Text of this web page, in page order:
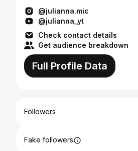
@julianna.mic
@julianna_yt
Check contact details
Get audience breakdown
Full Profile Data
Followers
Fake followers